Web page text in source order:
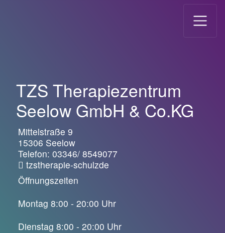
TZS Therapiezentrum
Seelow GmbH & Co.KG
Mittelstraße 9
15306 Seelow
Telefon: 03346/ 8549077
tzstherapie-schulzde
Öffnungszeiten
Montag 8:00 - 20:00 Uhr
Dienstag 8:00 - 20:00 Uhr